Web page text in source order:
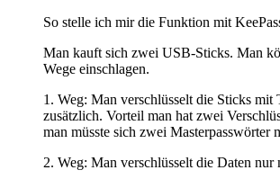
So stelle ich mir die Funktion mit
Man kauft sich zwei USB-Sticks. Man
Wege einschlagen.
1. Weg: Man verschlüsselt die Sticks mit
zusätzlich. Vorteil man hat zwei
man müsste sich zwei Masterpasswörter
2. Weg: Man verschlüsselt die Daten nur